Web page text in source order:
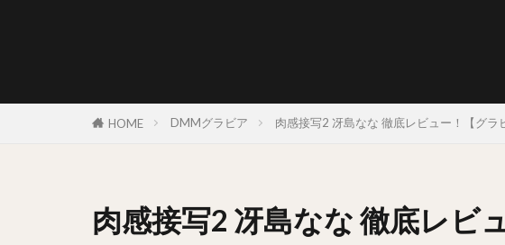
HOME DMMグラビア 肉感接写2 冴島なな 徹底レビュー！【グラ
肉感接写2 冴島なな 徹底レビ